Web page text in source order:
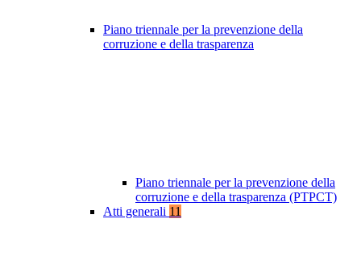
Piano triennale per la prevenzione della
corruzione e della trasparenza
Piano triennale per la prevenzione della
corruzione e della trasparenza (PTPCT)
Atti generali 11